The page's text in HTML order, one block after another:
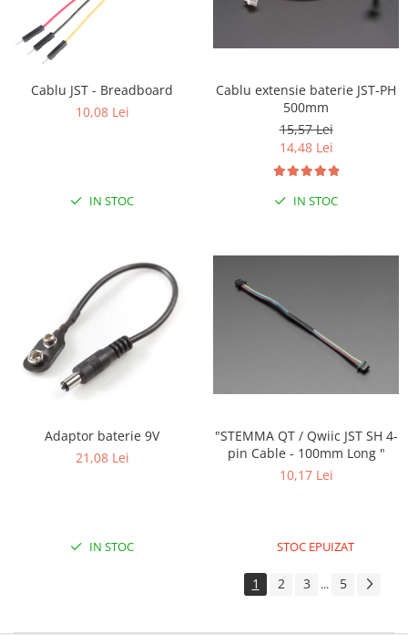
Cablu JST - Breadboard
10,08 Lei
IN STOC
Cablu extensie baterie JST-PH
500mm
15,57 Lei
14,48 Lei
IN STOC
Adaptor baterie 9V
21,08 Lei
IN STOC
"STEMMA QT / Qwiic JST SH 4-
pin Cable - 100mm Long "
10,17 Lei
STOC EPUIZAT
1 2 3 ... 5